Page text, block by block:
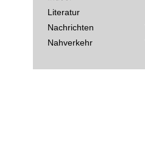
Literatur
Nachrichten
Nahverkehr